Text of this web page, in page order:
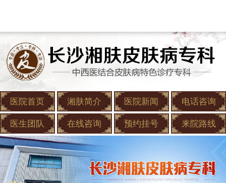
医院首页 湘肤简介 医院新闻 电话咨询
医生团队 在线咨询 预约挂号 来院路线